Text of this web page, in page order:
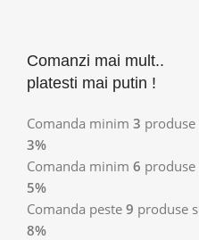
Comanzi mai mult..
platesti mai putin !
Comanda minim 3
3%
Comanda minim 6
5%
Comanda peste 9 produse
8%